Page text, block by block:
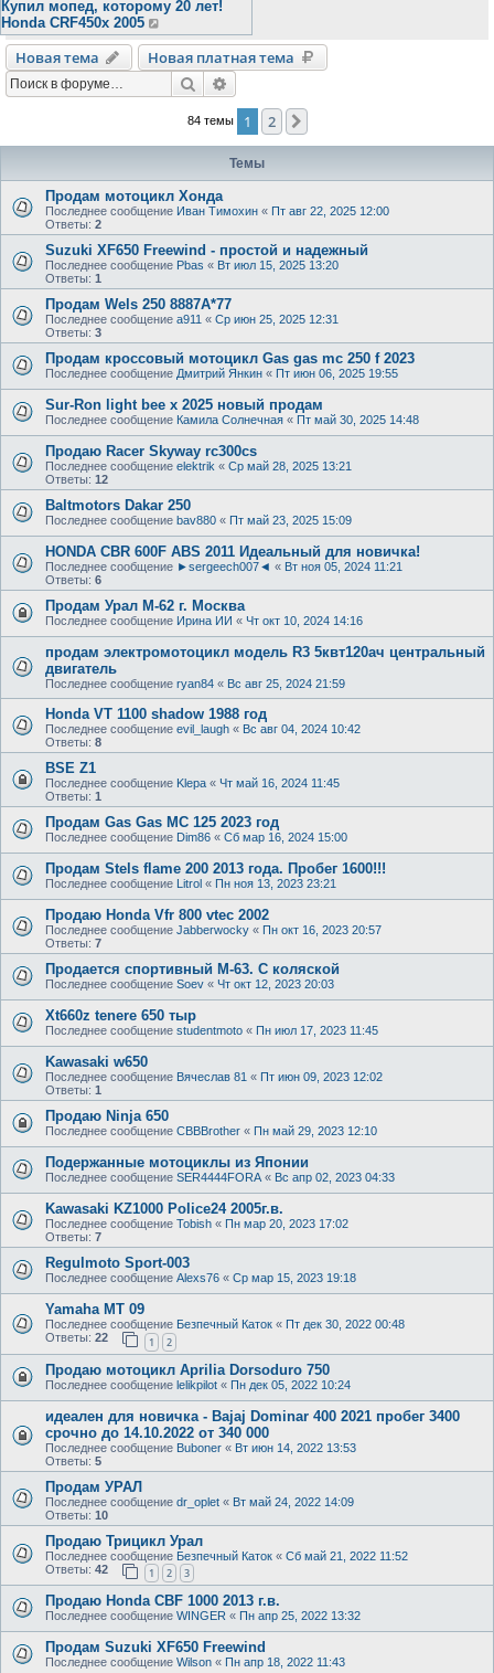
Купил мопед, которому 20 лет!
Honda CRF450x 2005
Новая тема
Новая платная тема
Поиск
84 темы 1 2
Темы
Продам мотоцикл Хонда
Последнее сообщение Иван Тимохин « Пт авг 22, 2025 12:00
Ответы: 2
Suzuki XF650 Freewind - простой и надежный
Последнее сообщение Pbas « Вт июл 15, 2025 13:20
Ответы: 1
Продам Wels 250 8887А*77
Последнее сообщение a911 « Ср июн 25, 2025 12:31
Ответы: 3
Продам кроссовый мотоцикл Gas gas mc 250 f 2023
Последнее сообщение Дмитрий Янкин « Пт июн 06, 2025 19:55
Sur-Ron light bee x 2025 новый продам
Последнее сообщение Камила Солнечная « Пт май 30, 2025 14:48
Продаю Racer Skyway rc300cs
Последнее сообщение elektrik « Ср май 28, 2025 13:21
Ответы: 12
Baltmotors Dakar 250
Последнее сообщение bav880 « Пт май 23, 2025 15:09
HONDA CBR 600F ABS 2011 Идеальный для новичка!
Последнее сообщение ►sergeech007◄ « Вт ноя 05, 2024 11:21
Ответы: 6
Продам Урал М-62 г. Москва
Последнее сообщение Ирина ИИ « Чт окт 10, 2024 14:16
продам электромотоцикл модель R3 5квт120ач центральный
двигатель
Последнее сообщение ryan84 « Вс авг 25, 2024 21:59
Honda VT 1100 shadow 1988 год
Последнее сообщение evil_laugh « Вс авг 04, 2024 10:42
Ответы: 8
BSE Z1
Последнее сообщение Klepa « Чт май 16, 2024 11:45
Ответы: 1
Продам Gas Gas MC 125 2023 год
Последнее сообщение Dim86 « Сб мар 16, 2024 15:00
Продам Stels flame 200 2013 года. Пробег 1600!!!
Последнее сообщение Litrol « Пн ноя 13, 2023 23:21
Продаю Honda Vfr 800 vtec 2002
Последнее сообщение Jabberwocky « Пн окт 16, 2023 20:57
Ответы: 7
Продается спортивный М-63. С коляской
Последнее сообщение Soev « Чт окт 12, 2023 20:03
Xt660z tenere 650 тыр
Последнее сообщение studentmoto « Пн июл 17, 2023 11:45
Kawasaki w650
Последнее сообщение Вячеслав 81 « Пт июн 09, 2023 12:02
Ответы: 1
Продаю Ninja 650
Последнее сообщение CBBBrother « Пн май 29, 2023 12:10
Подержанные мотоциклы из Японии
Последнее сообщение SER4444FORA « Вс апр 02, 2023 04:33
Kawasaki KZ1000 Police24 2005г.в.
Последнее сообщение Tobish « Пн мар 20, 2023 17:02
Ответы: 7
Regulmoto Sport-003
Последнее сообщение Alexs76 « Ср мар 15, 2023 19:18
Yamaha MT 09
Последнее сообщение Безпечный Каток « Пт дек 30, 2022 00:48
Ответы: 22 1 2
Продаю мотоцикл Aprilia Dorsoduro 750
Последнее сообщение lelikpilot « Пн дек 05, 2022 10:24
идеален для новичка - Bajaj Dominar 400 2021 пробег 3400
срочно до 14.10.2022 от 340 000
Последнее сообщение Buboner « Вт июн 14, 2022 13:53
Ответы: 5
Продам УРАЛ
Последнее сообщение dr_oplet « Вт май 24, 2022 14:09
Ответы: 10
Продаю Трицикл Урал
Последнее сообщение Безпечный Каток « Сб май 21, 2022 11:52
Ответы: 42 1 2 3
Продаю Honda CBF 1000 2013 г.в.
Последнее сообщение WINGER « Пн апр 25, 2022 13:32
Продам Suzuki XF650 Freewind
Последнее сообщение Wilson « Пн апр 18, 2022 11:43